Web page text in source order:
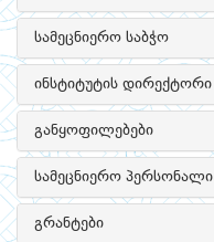
სამეცნიერო საბჭო
ინსტიტუტის დირექტორი
განყოფილებები
სამეცნიერო პერსონალი
გრანტები